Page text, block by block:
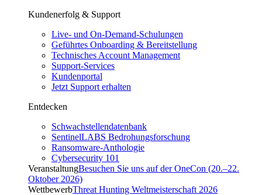
Kundenerfolg & Support
Live- und On-Demand-Schulungen
Geführtes Onboarding & Bereitstellung
Technisches Account Management
Support-Services
Kundenportal
Jetzt Support erhalten
Entdecken
Schwachstellendatenbank
SentinelLABS Bedrohungsforschung
Ransomware-Anthologie
Cybersecurity 101
VeranstaltungBesuchen Sie uns auf der OneCon (20.–22.
Oktober 2026)
WettbewerbThreat Hunting Weltmeisterschaft 2026